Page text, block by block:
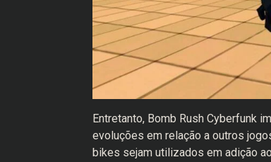
Entretanto, Bomb Rush Cyberfunk
evoluções em relação a outros
bikes sejam utilizados em adição